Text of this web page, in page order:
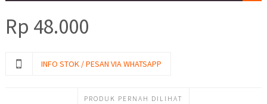
Rp 48.000
INFO STOK / PESAN VIA WHATSAPP
PRODUK PERNAH DILIHAT